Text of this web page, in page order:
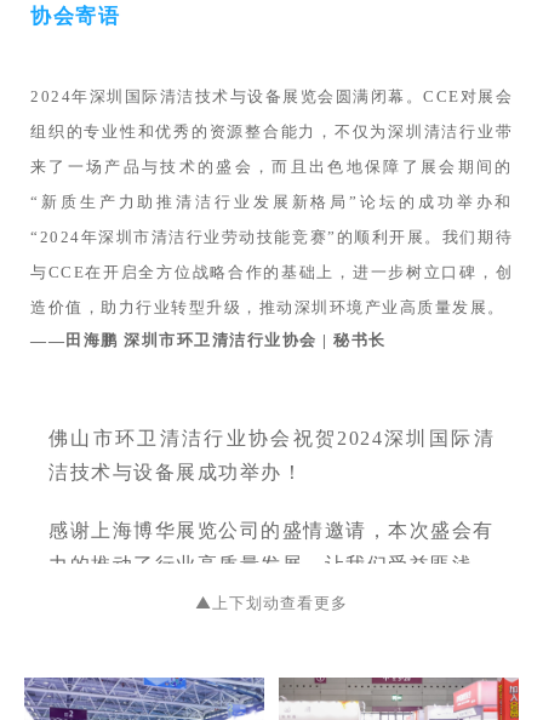
协会寄语
2024年深圳国际清洁技术与设备展览会圆满闭幕。CCE对展会
组织的专业性和优秀的资源整合能力，不仅为深圳清洁行业带
来了一场产品与技术的盛会，而且出色地保障了展会期间的
“新质生产力助推清洁行业发展新格局”论坛的成功举办和
“2024年深圳市清洁行业劳动技能竞赛”的顺利开展。我们期待
与CCE在开启全方位战略合作的基础上，进一步树立口碑，创
造价值，助力行业转型升级，推动深圳环境产业高质量发展。
——田海鹏 深圳市环卫清洁行业协会 | 秘书长
佛山市环卫清洁行业协会祝贺2024深圳国际清
洁技术与设备展成功举办！
感谢上海博华展览公司的盛情邀请，本次盛会有
力的推动了行业高质量发展，让我们受益匪浅。
CCE清洁展一直是行业的风向标，为清洁行业
好！
▲上下划动查看更多